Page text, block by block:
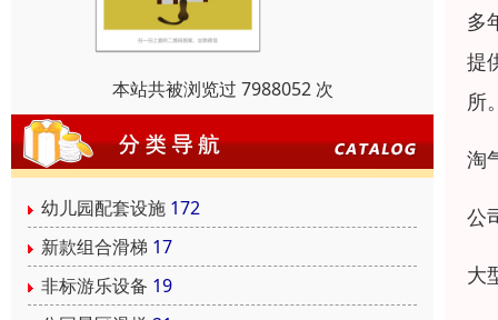
本站共被浏览过 7988052 次
幼儿园配套设施 172
新款组合滑梯 17
非标游乐设备 19
多
提
所
淘
公
大